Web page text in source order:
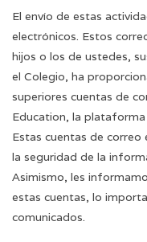
El envío de estas
electrónicos. Estos
hijos o los de ustedes,
el Colegio, ha
superiores cuentas de
Education, la
Estas cuentas de
la seguridad de la
Asimismo, les
estas cuentas, lo
comunicados.